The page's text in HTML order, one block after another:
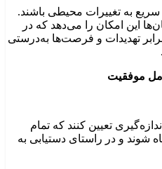
سریع به تغییرات محیطی باشند.
این امکان را می‌دهد که در
برابر تهدیدات و فرصت‌ها به‌درستی
موفقیت
تعیین کنند که تمام
شوند و در راستای دستیابی به